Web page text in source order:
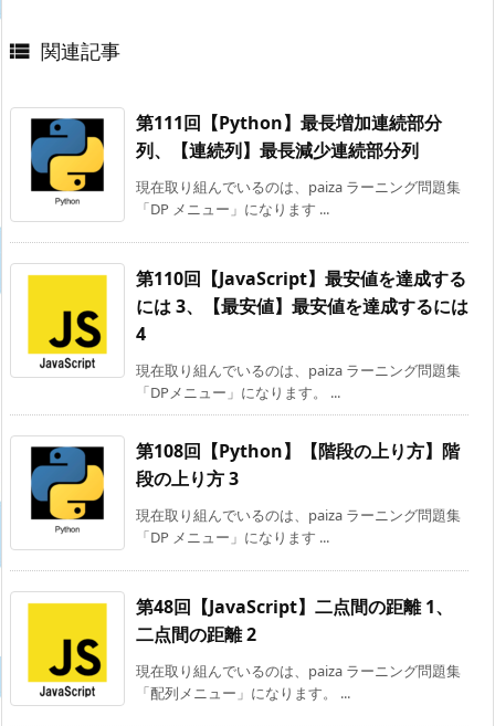
 関連記事
第111回【Python】最長増加連続部分
列、【連続列】最長減少連続部分列
現在取り組んでいるのは、paiza ラーニング問題集
「DP メニュー」になります ...
第110回【JavaScript】最安値を達成する
には 3、【最安値】最安値を達成するには
4
現在取り組んでいるのは、paiza ラーニング問題集
「DPメニュー」になります。 ...
第108回【Python】【階段の上り方】階
段の上り方 3
現在取り組んでいるのは、paiza ラーニング問題集
「DP メニュー」になります ...
第48回【JavaScript】二点間の距離 1、
二点間の距離 2
現在取り組んでいるのは、paiza ラーニング問題集
「配列メニュー」になります。 ...